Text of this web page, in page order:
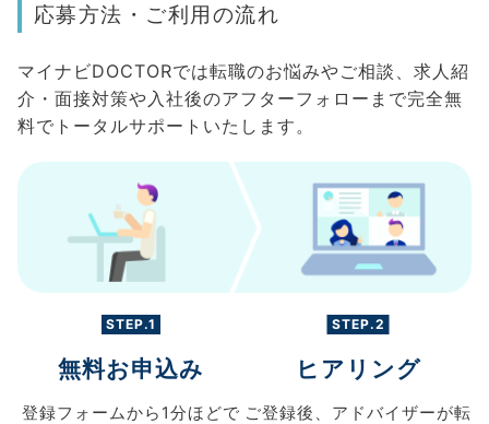
応募方法・ご利用の流れ
マイナビDOCTORでは転職のお悩みやご相談、求人紹
介・面接対策や入社後のアフターフォローまで完全無
料でトータルサポートいたします。
STEP.1
無料お申込み
登録フォームから 1分ほどで
STEP.2
ヒアリング
ご登録後、 アドバイザーが転